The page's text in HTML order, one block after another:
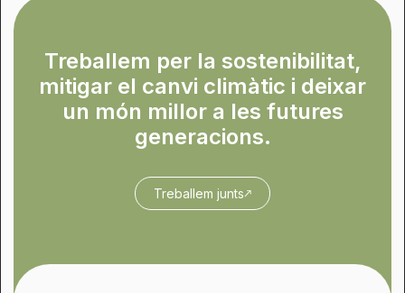
Treballem per la sostenibilitat,
mitigar el canvi climàtic i deixar
un món millor a les futures
generacions.
Treballem junts